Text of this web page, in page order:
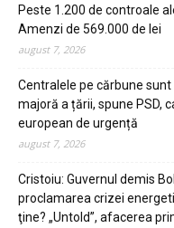
Peste 1.200 de controale
Amenzi de 569.000 de lei
august 7, 2026
Centralele pe cărbune
majoră a țării, spune PSD,
european de urgență
august 7, 2026
Cristoiu: Guvernul demis
proclamarea crizei
ţine? „Untold”, afacerea